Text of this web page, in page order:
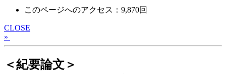
このページへのアクセス：9,870回
CLOSE
»
＜紀要論文＞